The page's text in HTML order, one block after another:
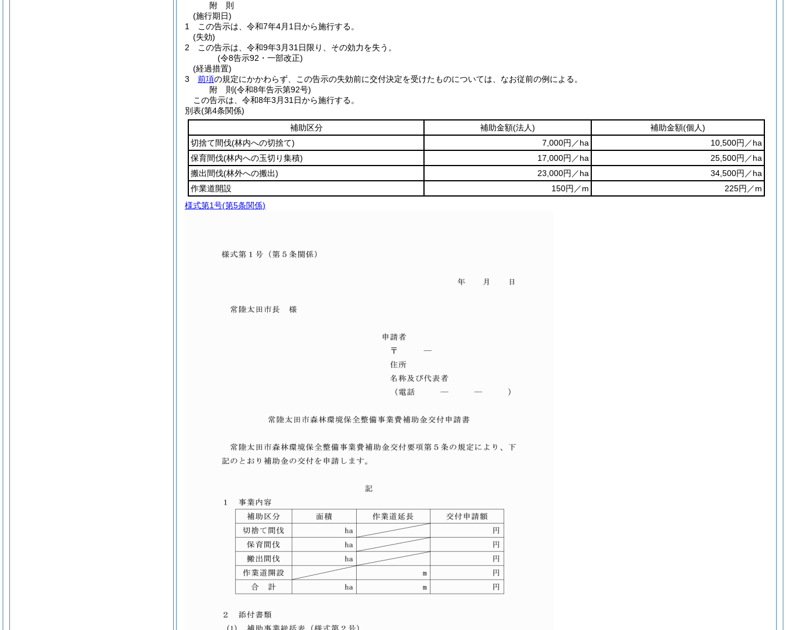
附 則
(施行期日)
1
この告示は、令和7年4月1日から施行する。
(失効)
2
この告示は、令和9年3月31日限り、その効力を失う。
(令8告示92・一部改正)
(経過措置)
3
前項の規定にかかわらず、この告示の失効前に交付決定を受けたものについては、なお従前の例による。
附 則(令和8年告示第92号)
この告示は、令和8年3月31日から施行する。
別表(第4条関係)
補助区分
補助金額(法人) 補助金額(個人)
切捨て間伐(林内への切捨て) 7,000円／ha
10,500円／ha
保育間伐(林内への玉切り集積) 17,000円／ha
25,500円／ha
搬出間伐(林外への搬出) 23,000円／ha
34,500円／ha
作業道開設
150円／m
225円／m
様式第1号(第5条関係)